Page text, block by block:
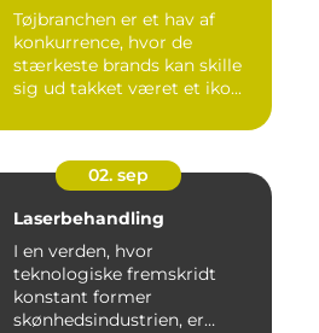
Tøjbranchen er et hav af
konkurrence, hvor de
stærkeste brands kan skille
sig ud takket været et iko...
02. sep
Laserbehandling
I en verden, hvor
teknologiske fremskridt
konstant former
skønhedsindustrien, er